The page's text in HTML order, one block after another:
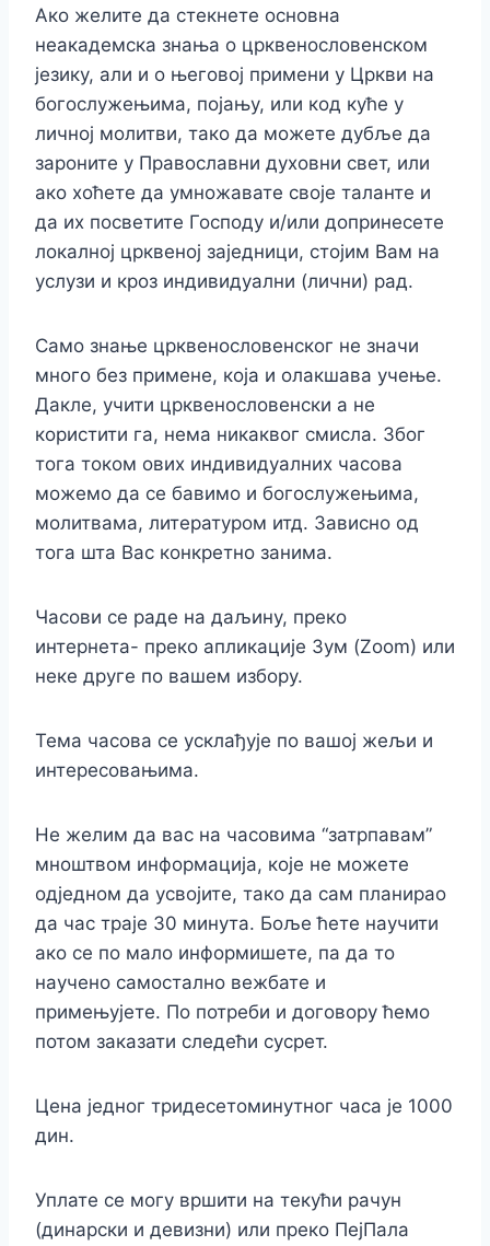
Ако желите да стекнете основна
неакадемска знања о црквенословенском
језику, али и о његовој примени у Цркви на
богослужењима, појању, или код куће у
личној молитви, тако да можете дубље да
зароните у Православни духовни свет, или
ако хоћете да умножавате своје таланте и
да их посветите Господу и/или допринесете
локалној црквеној заједници, стојим Вам на
услузи и кроз индивидуални (лични) рад.
Само знање црквенословенског не значи
много без примене, која и олакшава учење.
Дакле, учити црквенословенски а не
користити га, нема никаквог смисла. Због
тога током ових индивидуалних часова
можемо да се бавимо и богослужењима,
молитвама, литературом итд. Зависно од
тога шта Вас конкретно занима.
Часови се раде на даљину, преко
интернета- преко апликације Зум (Zoom) или
неке друге по вашем избору.
Тема часова се усклађује по вашој жељи и
интересовањима.
Не желим да вас на часовима “затрпавам”
мноштвом информација, које не можете
одједном да усвојите, тако да сам планирао
да час траје 30 минута. Боље ћете научити
ако се по мало информишете, па да то
научено самостално вежбате и
примењујете. По потреби и договору ћемо
потом заказати следећи сусрет.
Цена једног тридесетоминутног часа је 1000
дин.
Уплате се могу вршити на текући рачун
(динарски и девизни) или преко ПејПала